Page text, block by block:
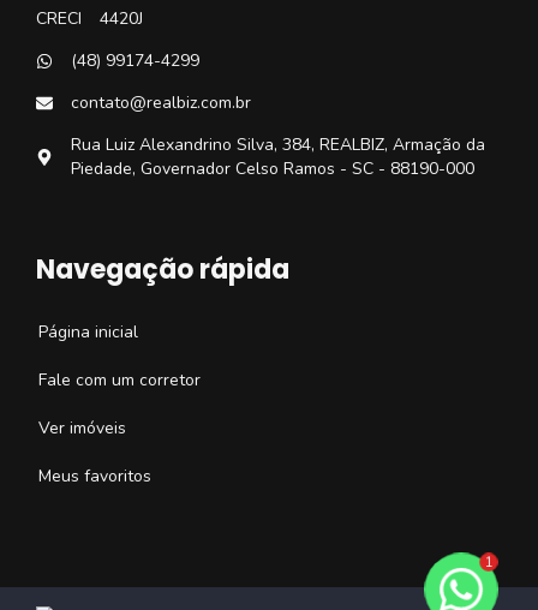
CRECI
4420J
(48) 99174-4299
contato@realbiz.com.br
Rua Luiz Alexandrino Silva, 384, REALBIZ, Armação da
Piedade, Governador Celso Ramos - SC - 88190-000
Navegação rápida
Página inicial
Fale com um corretor
Ver imóveis
Meus favoritos
1